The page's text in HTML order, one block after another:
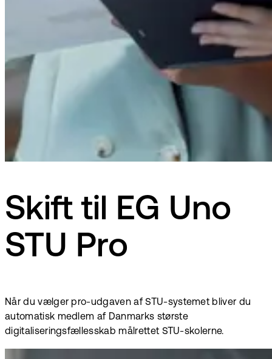
Skift til EG Uno
STU Pro
Når du vælger pro-udgaven af STU-systemet bliver du
automatisk medlem af Danmarks største
digitaliseringsfællesskab målrettet STU-skolerne.